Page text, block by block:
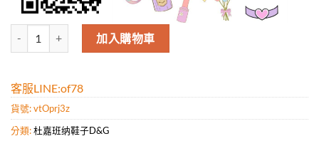
杜嘉班納D&G新款男款時尚個性休閑鞋,高仿男士名牌鞋 數量
加入購物車
客服LINE:of78
貨號:vtOprj3z
分類:杜嘉班纳鞋子D&G